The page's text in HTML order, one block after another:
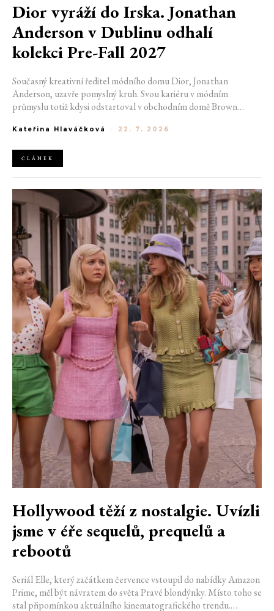
Dior vyráží do Irska. Jonathan
Anderson v Dublinu odhalí
kolekci Pre-Fall 2027
Současný kreativní ředitel módního domu Dior, Jonathan
Anderson, uzavře pomyslný kruh. Svou kariéru v módním
průmyslu totiž kdysi odstartoval v obchodním domě Brown
jedné z největších luxusních značek světa. V prosinci totiž v
Fall 2027.
Kateřina Hlaváčková - 22. 7. 2026
ČLÁNEK
Hollywood těží z nostalgie. Uvízli
jsme v éře sequelů, prequelů a
rebootů
Seriál Elle, který začátkem července vstoupil do nabídky Amazon
Prime, měl být návratem do světa Pravé blondýnky. Místo toho se
stal připomínkou aktuálního kinematografického trendu.